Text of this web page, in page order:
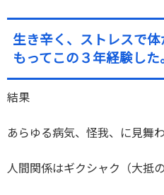
生き辛く、ストレスで
もってこの３年経験した
結果
あらゆる病気、怪我、に見舞わ
人間関係はギクシャク（大抵